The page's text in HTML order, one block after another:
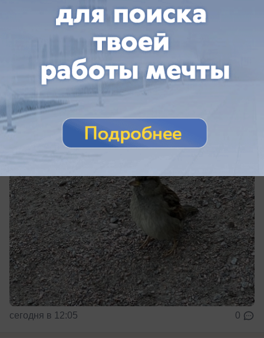
В Ростовской области почти 30 лет
принимали индийских воробьев за
В заповеднике живут разные воробушки
сегодня в 12:05 0